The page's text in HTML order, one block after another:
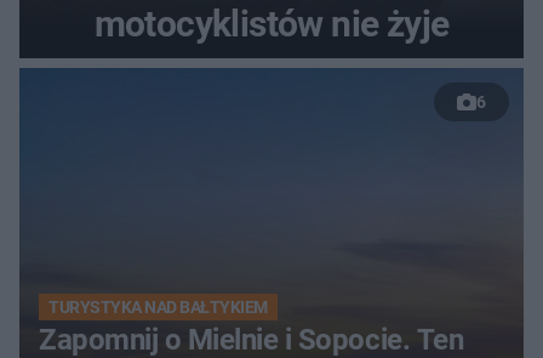
motocyklistów nie żyje
6
TURYSTYKA NAD BAŁTYKIEM
Zapomnij o Mielnie i Sopocie. Ten